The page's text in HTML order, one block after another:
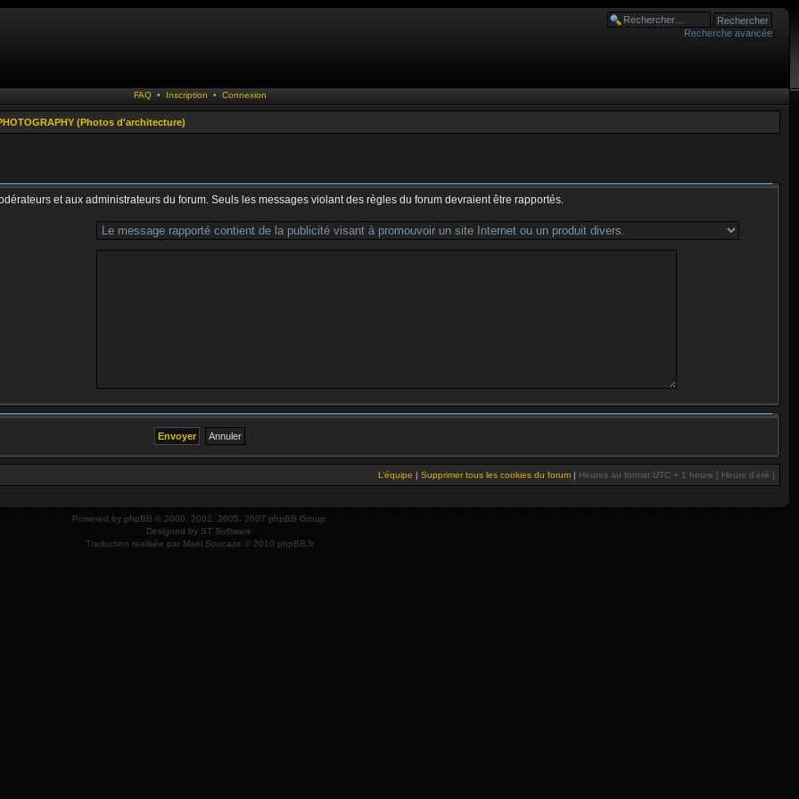
Recherche avancée
FAQ • Inscription • Connexion
(Photos d'architecture)
et aux administrateurs du forum. Seuls les messages violant des règles du forum devraient être rapportés.
L’équipe | Supprimer tous les cookies du forum | Heures au format UTC + 1 heure [ Heure d’été ]
Powered by phpBB © 2000, 2002, 2005, 2007 phpBB Group.
Designed by ST Software
Traduction réalisée par Maël Soucaze © 2010 phpBB.fr